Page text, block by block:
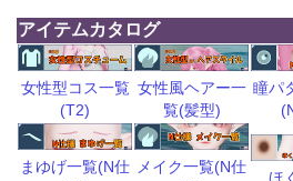
アイテムカタログ
女性型コス一覧
(T2)
女性風ヘアー一
覧(髪型)
瞳パ
まゆげ一覧(N仕 メイク一覧(N仕